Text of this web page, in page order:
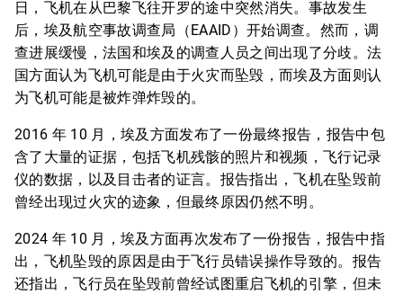
日，飞机在从巴黎飞往开罗的途中突然消失。事故发生
后，埃及航空事故调查局（EAAID）开始调查。然而，调
查进展缓慢，法国和埃及的调查人员之间出现了分歧。法
国方面认为飞机可能是由于火灾而坠毁，而埃及方面则认
为飞机可能是被炸弹炸毁的。
2016 年 10 月，埃及方面发布了一份最终报告，报告中包
含了大量的证据，包括飞机残骸的照片和视频，飞行记录
仪的数据，以及目击者的证言。报告指出，飞机在坠毁前
曾经出现过火灾的迹象，但最终原因仍然不明。
2024 年 10 月，埃及方面再次发布了一份报告，报告中指
出，飞机坠毁的原因是由于飞行员错误操作导致的。报告
还指出，飞行员在坠毁前曾经试图重启飞机的引擎，但未